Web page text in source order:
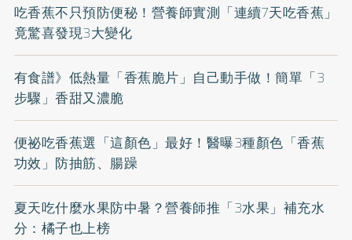
吃香蕉不只預防便秘！營養師實測「連續7天吃香蕉」
竟驚喜發現3大變化
有食譜》低熱量「香蕉脆片」自己動手做！簡單「3
步驟」香甜又濃脆
便祕吃香蕉選「這顏色」最好！醫曝3種顏色「香蕉
功效」防抽筋、腸躁
夏天吃什麼水果防中暑？營養師推「3水果」補充水
分：橘子也上榜